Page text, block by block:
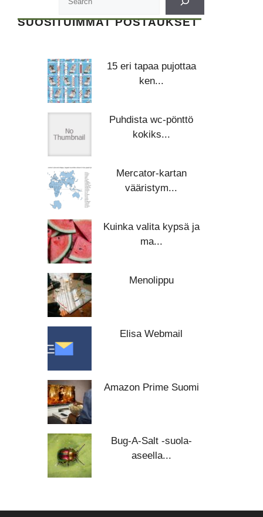
SUOSITUIMMAT POSTAUKSET
15 eri tapaa pujottaa
ken...
Puhdista wc-pönttö
kokiks...
Mercator-kartan
vääristym...
Kuinka valita kypsä ja
ma...
Menolippu
Elisa Webmail
Amazon Prime Suomi
Bug-A-Salt -suola-
aseella...